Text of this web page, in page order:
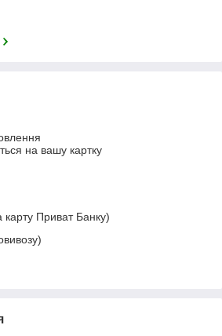
на вашу картку
карту Приват Банку)